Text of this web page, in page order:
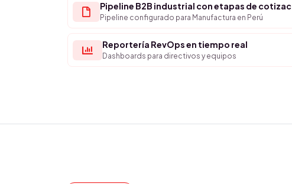
Pipeline B2B industrial con etapas de cotizac
Pipeline configurado para Manufactura en Perú
Reportería RevOps en tiempo real
Dashboards para directivos y equipos